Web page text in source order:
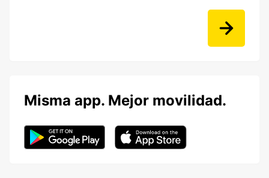
Misma app. Mejor movilidad.